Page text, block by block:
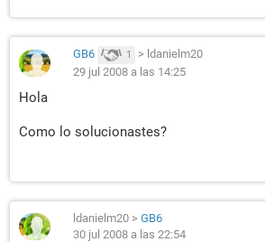
GB6 1 > ldanielm20
29 jul 2008 a las 14:25
Hola
Como lo solucionastes?
ldanielm20 > GB6
30 jul 2008 a las 22:54